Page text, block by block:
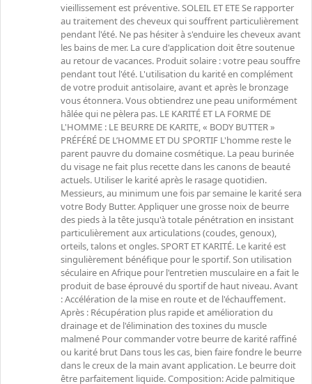
vieillissement est préventive. SOLEIL ET ETE Se rapporter
au traitement des cheveux qui souffrent particulièrement
pendant l'été. Ne pas hésiter à s'enduire les cheveux avant
les bains de mer. La cure d'application doit être soutenue
au retour de vacances. Produit solaire : votre peau souffre
pendant tout l'été. L'utilisation du karité en complément
de votre produit antisolaire, avant et après le bronzage
vous étonnera. Vous obtiendrez une peau uniformément
hâlée qui ne pèlera pas. LE KARITÉ ET LA FORME DE
L'HOMME : LE BEURRE DE KARITE, « BODY BUTTER »
PRÉFÉRÉ DE L’HOMME ET DU SPORTIF L'homme reste le
parent pauvre du domaine cosmétique. La peau burinée
du visage ne fait plus recette dans les canons de beauté
actuels. Utiliser le karité après le rasage quotidien.
Messieurs, au minimum une fois par semaine le karité sera
votre Body Butter. Appliquer une grosse noix de beurre
des pieds à la tête jusqu'à totale pénétration en insistant
particulièrement aux articulations (coudes, genoux),
orteils, talons et ongles. SPORT ET KARITÉ. Le karité est
singulièrement bénéfique pour le sportif. Son utilisation
séculaire en Afrique pour l'entretien musculaire en a fait le
produit de base éprouvé du sportif de haut niveau. Avant
: Accélération de la mise en route et de l'échauffement.
Après : Récupération plus rapide et amélioration du
drainage et de l'élimination des toxines du muscle
malmené Pour commander votre beurre de karité raffiné
ou karité brut Dans tous les cas, bien faire fondre le beurre
dans le creux de la main avant application. Le beurre doit
être parfaitement liquide. Composition: Acide palmitique